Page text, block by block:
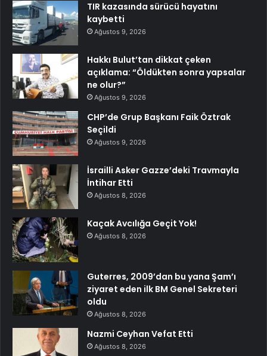
TIR kazasında sürücü hayatını
kaybetti
Ağustos 9, 2026
Hakkı Bulut’tan dikkat çeken
açıklama: “Öldükten sonra yapsalar
ne olur?”
Ağustos 9, 2026
CHP’de Grup Başkanı Faik Öztrak
Seçildi
Ağustos 9, 2026
İsrailli Asker Gazze’deki Travmayla
İntihar Etti
Ağustos 8, 2026
Kaçak Avcılığa Geçit Yok!
Ağustos 8, 2026
Guterres, 2009’dan bu yana Şam’ı
ziyaret eden ilk BM Genel Sekreteri
oldu
Ağustos 8, 2026
Nazmi Ceyhan Vefat Etti
Ağustos 8, 2026